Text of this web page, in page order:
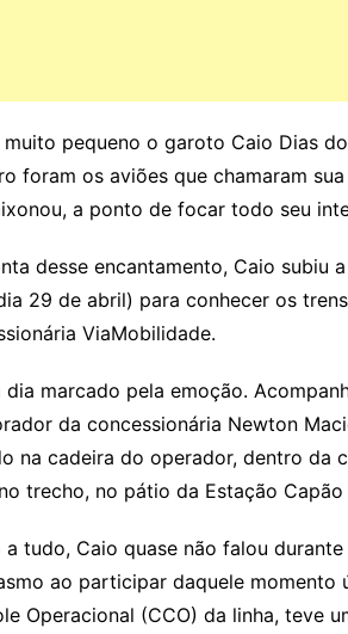
muito pequeno o garoto Caio Dias
foram os aviões que chamaram
a ponto de focar todo seu
desse encantamento, Caio subiu
29 de abril) para conhecer os
ViaMobilidade.
dia marcado pela emoção.
da concessionária Newton
na cadeira do operador, dentro da
trecho, no pátio da Estação Capão
a tudo, Caio quase não falou
ao participar daquele momento
Operacional (CCO) da linha, teve